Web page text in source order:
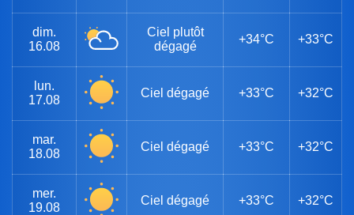
dim.
16.08
Ciel plutôt
dégagé
+34°C +33°C
lun.
17.08
Ciel dégagé +33°C +32°C
mar.
18.08
Ciel dégagé +33°C +32°C
mer.
19.08
Ciel dégagé +33°C +32°C